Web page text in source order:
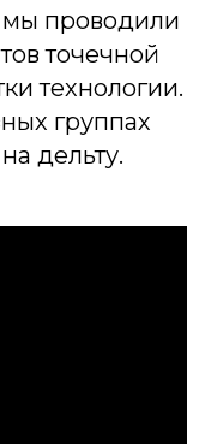
мы проводили
точечной
технологии.
группах
дельту.